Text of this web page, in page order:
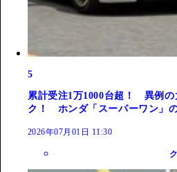
5
累計受注1万1000台超！ 異例の
ク！ ホンダ「スーパーワン」
2026年07月01日 11:30